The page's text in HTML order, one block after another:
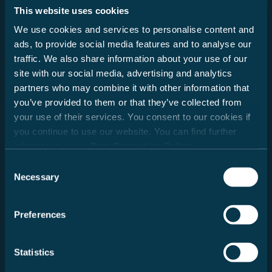
This website uses cookies
We use cookies and services to personalise content and
ads, to provide social media features and to analyse our
traffic. We also share information about your use of our
site with our social media, advertising and analytics
partners who may combine it with other information that
you’ve provided to them or that they’ve collected from
your use of their services. You consent to our cookies if
you continue to use our website. You can find further
Selection
Necessary
Preferences
Statistics
Läs mer